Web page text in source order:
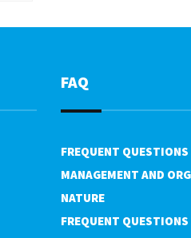
FAQ
FREQUENT QUESTIONS
MANAGEMENT AND
NATURE
FREQUENT QUESTIONS